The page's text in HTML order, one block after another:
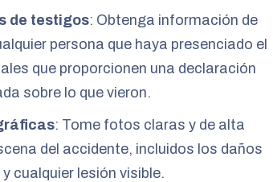
de testigos: Obtenga información de
persona que haya presenciado el
que proporcionen una declaración
sobre lo que vieron.
: Tome fotos claras y de alta
del accidente, incluidos los daños
cualquier lesión visible.